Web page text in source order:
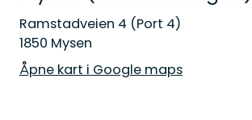
Ramstadveien 4 (Port 4)
1850 Mysen
Åpne kart i Google maps